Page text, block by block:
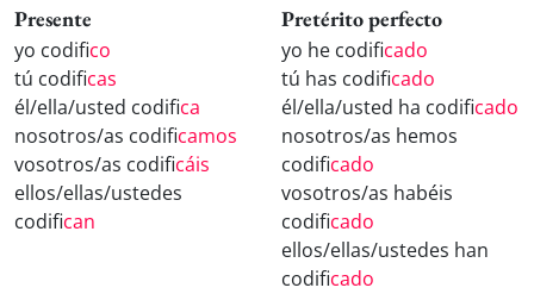
Presente
yo codifico
tú codificas
él/ella/usted codifica
nosotros/as codificamos
vosotros/as codificáis
ellos/ellas/ustedes
codifican
Pretérito perfecto
yo he codificado
tú has codificado
él/ella/usted ha codificado
nosotros/as hemos
codificado
vosotros/as habéis
codificado
ellos/ellas/ustedes han
codificado